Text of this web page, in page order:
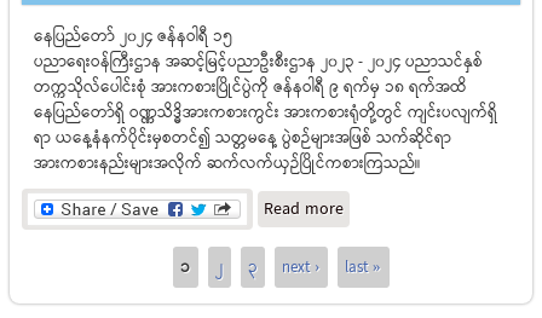
နေပြည်တော် ၂၀၂၄ ဇန်နဝါရီ ၁၅
ပညာရေးဝန်ကြီးဌာန အဆင့်မြင့်ပညာဦးစီးဌာန ၂၀၂၃ - ၂၀၂၄ ပညာသင်နှစ်
တက္ကသိုလ်ပေါင်းစုံ အားကစားပြိုင်ပွဲကို ဇန်နဝါရီ ၉ ရက်မှ ၁၈ ရက်အထိ
နေပြည်တော်ရှိ ဝဏ္ဏသိဒ္ဓိအားကစားကွင်း အားကစားရုံတို့တွင် ကျင်းပလျက်ရှိ
ရာ ယနေ့နံနက်ပိုင်းမှစတင်၍ သတ္တမနေ့ ပွဲစဉ်များအဖြစ် သက်ဆိုင်ရာ
အားကစားနည်းများအလိုက် ဆက်လက်ယှဉ်ပြိုင်ကစားကြသည်။
Read moreabout ၂၀၂၃-၂၀၂၄
ပညာသင်နှစ် တက္ကသိုလ်ပေါင်း
စုံ အားကစားပြိုင်ပွဲနှင့် ဆုပေး
ပွဲကျင်းပ (သတ္တမနေ့)
1 2 3 next › last »